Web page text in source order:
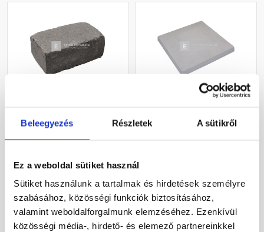
Beleegyezés Részletek A sütikről
Ez a weboldal sütiket használ
Sütiket használunk a tartalmak és hirdetések személyre
szabásához, közösségi funkciók biztosításához,
valamint weboldalforgalmunk elemzéséhez. Ezenkívül
közösségi média-, hirdető- és elemező partnereinkkel
falazóelem natúr,
3 700 Ft/ db
Megnézem
finomszórt szürke 40x40x4
4 930 Ft/ db
Megnézem